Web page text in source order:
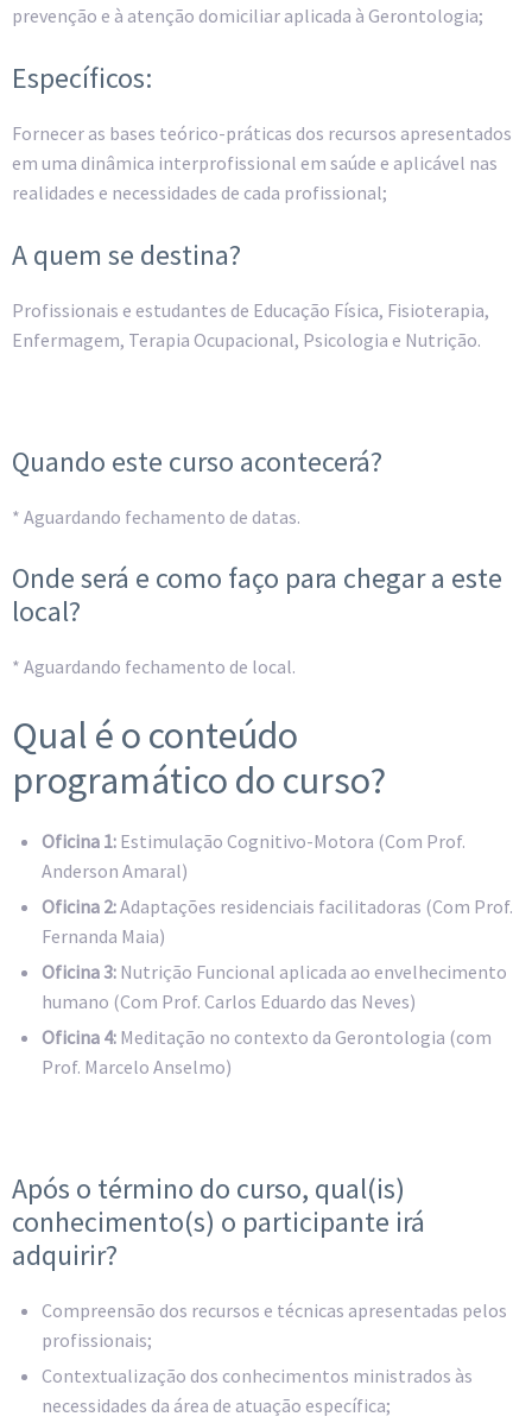
prevenção e à atenção domiciliar aplicada à Gerontologia;
Específicos:
Fornecer as bases teórico-práticas dos recursos apresentados
em uma dinâmica interprofissional em saúde e aplicável nas
realidades e necessidades de cada profissional;
A quem se destina?
Profissionais e estudantes de Educação Física, Fisioterapia,
Enfermagem, Terapia Ocupacional, Psicologia e Nutrição.
Quando este curso acontecerá?
* Aguardando fechamento de datas.
Onde será e como faço para chegar a este
local?
* Aguardando fechamento de local.
Qual é o conteúdo
programático do curso?
Oficina 1: Estimulação Cognitivo-Motora (Com Prof.
Anderson Amaral)
Oficina 2:Adaptações residenciais facilitadoras (Com Prof.
Fernanda Maia)
Oficina 3: Nutrição Funcional aplicada ao envelhecimento
humano (Com Prof. Carlos Eduardo das Neves)
Oficina 4: Meditação no contexto da Gerontologia (com
Prof. Marcelo Anselmo)
Após o término do curso, qual(is)
conhecimento(s) o participante irá
adquirir?
Compreensão dos recursos e técnicas apresentadas pelos
profissionais;
Contextualização dos conhecimentos ministrados às
necessidades da área de atuação específica;